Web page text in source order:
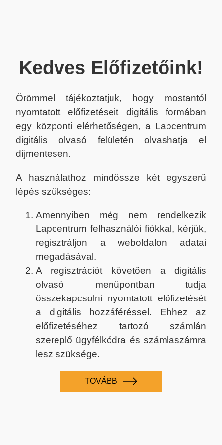
Kedves Előfizetőink!
Örömmel tájékoztatjuk, hogy mostantól
nyomtatott előfizetéseit digitális formában
egy központi elérhetőségen, a Lapcentrum
digitális olvasó felületén olvashatja el
díjmentesen.
A használathoz mindössze két egyszerű
lépés szükséges:
Amennyiben még nem rendelkezik
Lapcentrum felhasználói fiókkal, kérjük,
regisztráljon a weboldalon adatai
megadásával.
A regisztrációt követően a digitális
olvasó menüpontban tudja
összekapcsolni nyomtatott előfizetését
a digitális hozzáféréssel. Ehhez az
előfizetéséhez tartozó számlán
szereplő ügyfélkódra és számlaszámra
lesz szüksége.
TOVÁBB